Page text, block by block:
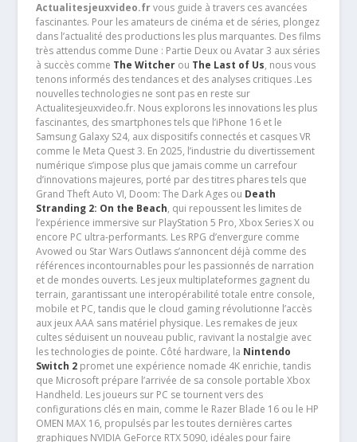
Actualitesjeuxvideo.frvous guide à travers ces avancées
fascinantes. Pour les amateurs de cinéma et de séries, plongez
dans l’actualité des productions les plus marquantes. Des films
très attendus comme Dune : Partie Deux ou Avatar 3 aux séries
à succès comme The Witcherou The Last of Us, nous vous
tenons informés des tendances et des analyses critiques .Les
nouvelles technologies ne sont pas en reste sur
Actualitesjeuxvideo.fr. Nous explorons les innovations les plus
fascinantes, des smartphones tels que l’iPhone 16 et le
Samsung Galaxy S24, aux dispositifs connectés et casques VR
comme le Meta Quest 3. En 2025, l’industrie du divertissement
numérique s’impose plus que jamais comme un carrefour
d’innovations majeures, porté par des titres phares tels que
Grand Theft Auto VI, Doom: The Dark Ages ou Death
Stranding 2: On the Beach, qui repoussent les limites de
l’expérience immersive sur PlayStation 5 Pro, Xbox Series X ou
encore PC ultra-performants. Les RPG d’envergure comme
Avowed ou Star Wars Outlaws s’annoncent déjà comme des
références incontournables pour les passionnés de narration
et de mondes ouverts. Les jeux multiplateformes gagnent du
terrain, garantissant une interopérabilité totale entre console,
mobile et PC, tandis que le cloud gaming révolutionne l’accès
aux jeux AAA sans matériel physique. Les remakes de jeux
cultes séduisent un nouveau public, ravivant la nostalgie avec
les technologies de pointe. Côté hardware, la Nintendo
Switch 2promet une expérience nomade 4K enrichie, tandis
que Microsoft prépare l’arrivée de sa console portable Xbox
Handheld. Les joueurs sur PC se tournent vers des
configurations clés en main, comme le Razer Blade 16 ou le HP
OMEN MAX 16, propulsés par les toutes dernières cartes
graphiques NVIDIA GeForce RTX 5090, idéales pour faire